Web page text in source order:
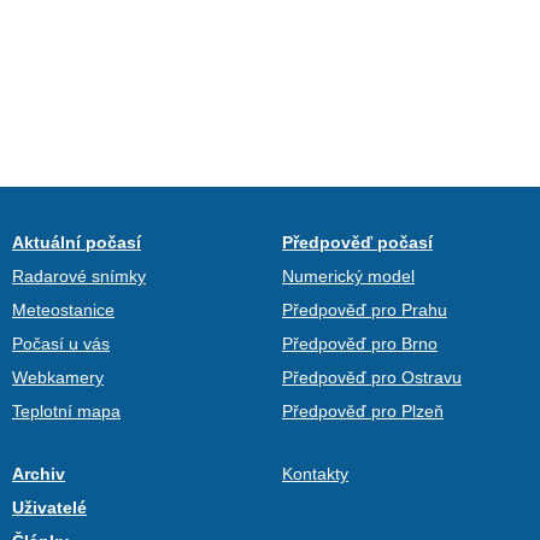
Aktuální počasí
Radarové snímky
Meteostanice
Počasí u vás
Webkamery
Teplotní mapa
Předpověď počasí
Numerický model
Předpověď pro Prahu
Předpověď pro Brno
Předpověď pro Ostravu
Předpověď pro Plzeň
Archiv
Uživatelé
Kontakty